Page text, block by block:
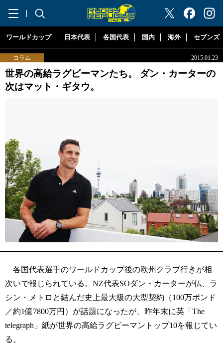
"ラグビーリパブリック"
ワールドカップ 日本代表 各国代表 国内 海外 セブンズ
コラム 2015.01.23
世界の高給ラグビーマンたち。 ダン・カーターの
次はマット・ギタウ。
各国代表選手のワールドカップ後の欧州クラブ行きが相
次いで報じられている。NZ代表SOダン・カーターが仏、ラ
シン・メトロと結んだ史上最大級の大型契約（100万ポンド
／約1億7800万円）が話題になったが、昨年末に英「The
telegraph」紙が世界の高給ラグビーマントップ10を報じてい
る。